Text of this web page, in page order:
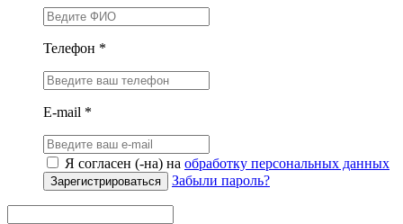
Телефон *
E-mail *
Я согласен (-на) на обработку персональных данных
Зарегистрироваться Забыли пароль?